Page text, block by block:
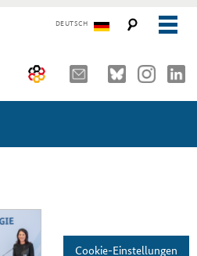
DEUTSCH
and Events
Officials
Policy Cookie-Einstellungen